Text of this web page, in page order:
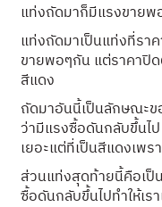
แท่งถัดมาก็มีแรงขายพ
แท่งถัดมาเป็นแท่งที่รา
ขายพอๆกัน แต่ราคาปิด
สีแดง
ถัดมาอันนี้เป็นลักษณะข
ว่ามีแรงซื้อดันกลับขึ้นไ
เยอะแต่ที่เป็นสีแดงเพ
ส่วนแท่งสุดท้ายนี้คือเ
ซื้อดันกลับขึ้นไปทำให้เร